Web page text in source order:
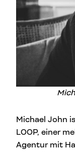
Michael John
LOOP, einer
Agentur mit